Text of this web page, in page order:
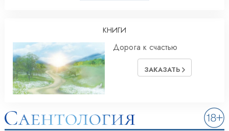
КНИГИ
Дорога к счастью
ЗАКАЗАТЬ